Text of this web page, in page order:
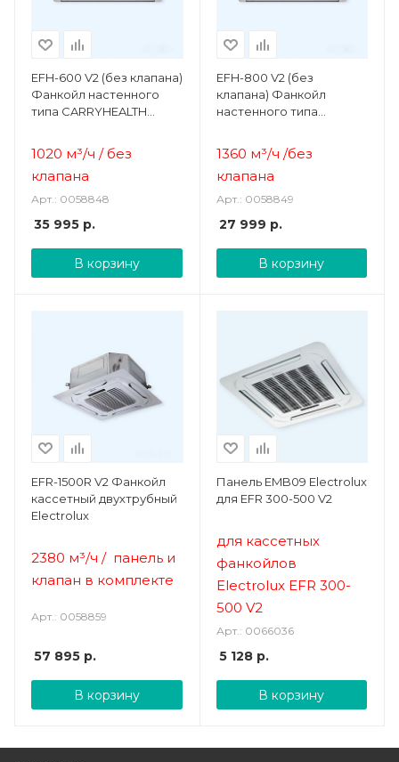
EFH-600 V2 (без клапана)
Фанкойл настенного
типа CARRYHEALTH
1020 м³/ч / без
клапана
Арт.: 0058848
35 995 р.
В корзину
EFH-800 V2 (без
клапана) Фанкойл
настенного типа
1360 м³/ч /без
клапана
Арт.: 0058849
27 999 р.
В корзину
EFR-1500R V2 Фанкойл
кассетный двухтрубный
Electrolux
2380 м³/ч / панель и
клапан в комплекте
Арт.: 0058859
57 895 р.
В корзину
Панель EMB09 Electrolux
для EFR 300-500 V2
для кассетных
фанкойлов
Electrolux EFR 300-
500 V2
Арт.: 0066036
5 128р.
В корзину